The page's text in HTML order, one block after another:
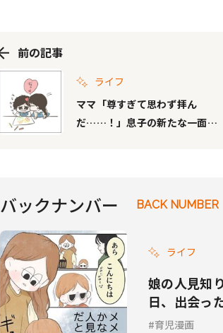
前の記事
ライフ
ママ「尊すぎて思わず拝ん
だ……！」息子の新たな一面を
バックナンバー BACK NUMBER
ライフ
娘の人見知
日、出会っ
育児漫画